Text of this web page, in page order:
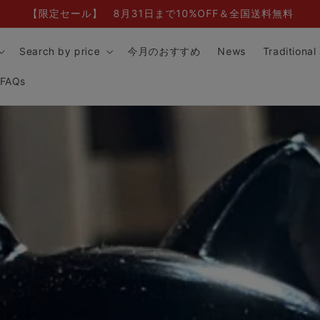
【限定セール】 8月31日まで10%OFF＆全国送料無料
Search by price 今月のおすすめ News Traditional
FAQs